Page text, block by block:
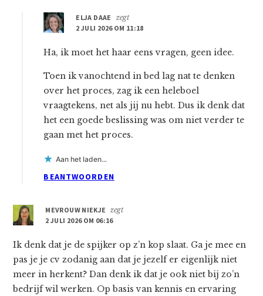
ELJA DAAE
zegt
2 JULI 2026 OM 11:18
Ha, ik moet het haar eens vragen, geen idee.
Toen ik vanochtend in bed lag nat te denken
over het proces, zag ik een heleboel
vraagtekens, net als jij nu hebt. Dus ik denk dat
het een goede beslissing was om niet verder te
gaan met het proces.
Aan het laden...
BEANTWOORDEN
MEVROUW NIEKJE
zegt
2 JULI 2026 OM 06:16
Ik denk dat je de spijker op z’n kop slaat. Ga je mee en
pas je je cv zodanig aan dat je jezelf er eigenlijk niet
meer in herkent? Dan denk ik dat je ook niet bij zo’n
bedrijf wil werken. Op basis van kennis en ervaring